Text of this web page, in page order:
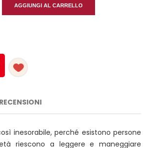
AGGIUNGI AL CARRELLO
RECENSIONI
inesorabile, perché esistono persone
riescono a leggere e maneggiare